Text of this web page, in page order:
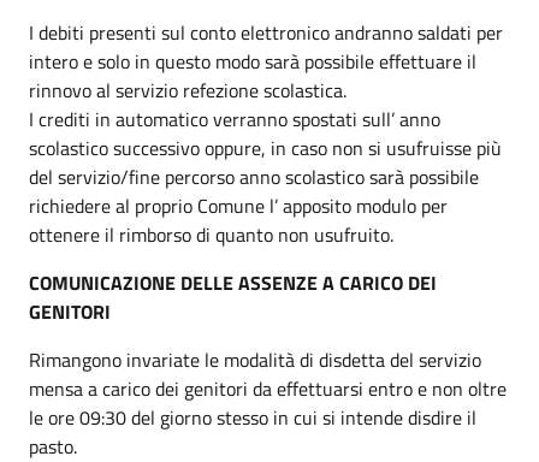
I debiti presenti sul conto elettronico andranno saldati per
intero e solo in questo modo sarà possibile effettuare il
rinnovo al servizio refezione scolastica.
I crediti in automatico verranno spostati sull’ anno
scolastico successivo oppure, in caso non si usufruisse più
del servizio/fine percorso anno scolastico sarà possibile
richiedere al proprio Comune l’ apposito modulo per
ottenere il rimborso di quanto non usufruito.
COMUNICAZIONE DELLE ASSENZE A CARICO DEI
GENITORI
Rimangono invariate le modalità di disdetta del servizio
mensa a carico dei genitori da effettuarsi entro e non oltre
le ore 09:30 del giorno stesso in cui si intende disdire il
pasto.